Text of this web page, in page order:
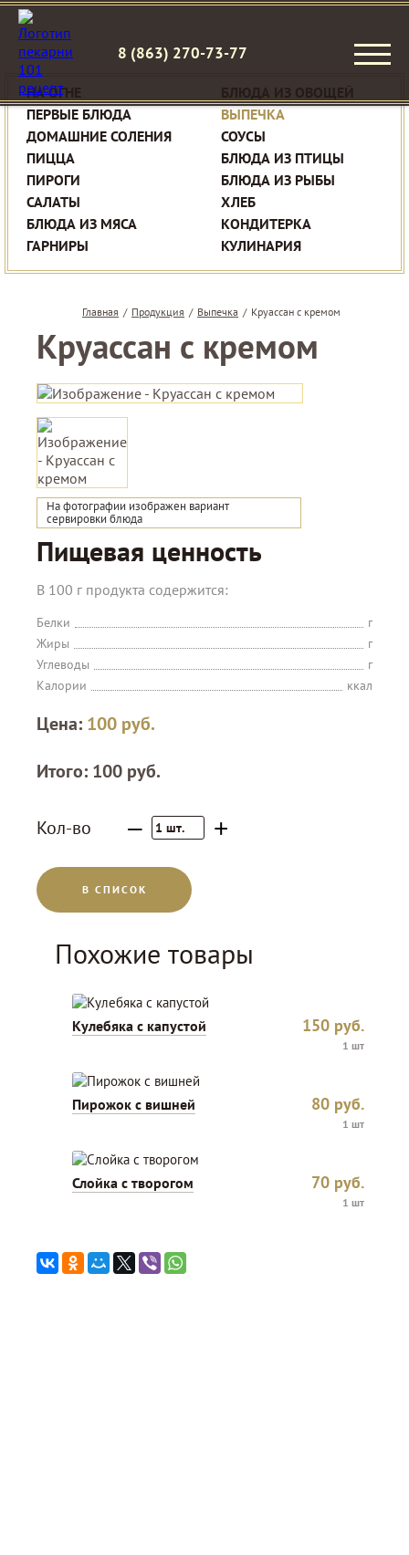
8 (863) 270-73-77
НА ОГНЕ
ПЕРВЫЕ БЛЮДА
ДОМАШНИЕ СОЛЕНИЯ
ПИЦЦА
ПИРОГИ
САЛАТЫ
БЛЮДА ИЗ МЯСА
ГАРНИРЫ
ВЫПЕЧКА
СОУСЫ
БЛЮДА ИЗ ПТИЦЫ
БЛЮДА ИЗ РЫБЫ
ХЛЕБ
КОНДИТЕРКА
КУЛИНАРИЯ
Главная / Продукция / Выпечка / Круассан с кремом
Круассан с кремом
На фотографии изображен вариант
сервировки блюда
Пищевая ценность
В 100 г продукта содержится:
Белки
г
Жиры
г
Углеводы
г
Калории
ккал
Цена: 100 руб.
Итого: 100 руб.
Кол-во – 1 шт. +
В СПИСОК
Похожие товары
Кулебяка с капустой 150 руб.
1 шт
Пирожок с вишней 80 руб.
1 шт
Слойка с творогом 70 руб.
1 шт